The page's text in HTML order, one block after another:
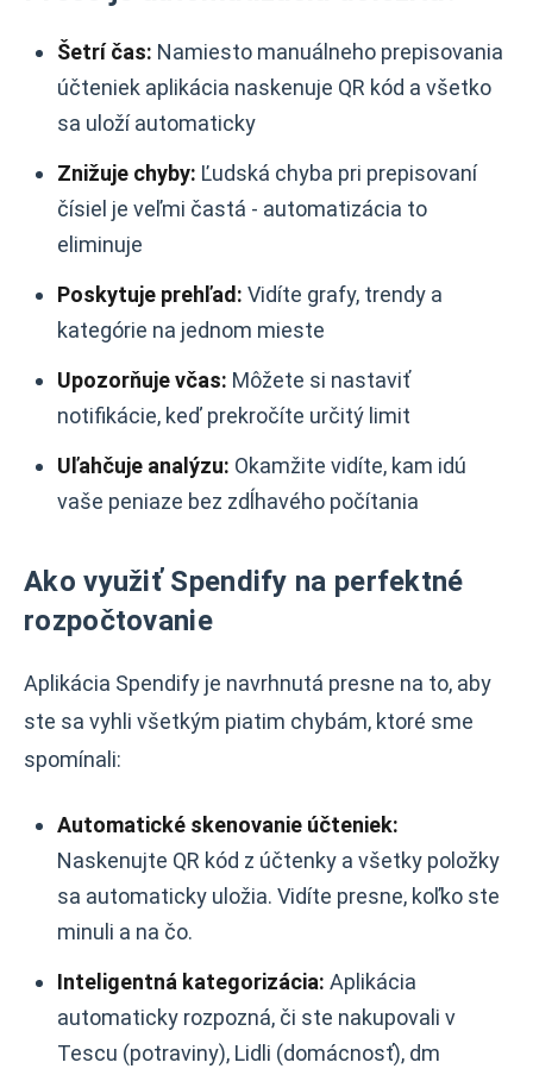
Šetrí čas: Namiesto manuálneho prepisovania
účteniek aplikácia naskenuje QR kód a všetko
sa uloží automaticky
Znižuje chyby: Ľudská chyba pri prepisovaní
čísiel je veľmi častá - automatizácia to
eliminuje
Poskytuje prehľad: Vidíte grafy, trendy a
kategórie na jednom mieste
Upozorňuje včas: Môžete si nastaviť
notifikácie, keď prekročíte určitý limit
Uľahčuje analýzu: Okamžite vidíte, kam idú
vaše peniaze bez zdĺhavého počítania
Ako využiť Spendify na perfektné
rozpočtovanie
Aplikácia Spendify je navrhnutá presne na to, aby
ste sa vyhli všetkým piatim chybám, ktoré sme
spomínali:
Automatické skenovanie účteniek:
Naskenujte QR kód z účtenky a všetky položky
sa automaticky uložia. Vidíte presne, koľko ste
minuli a na čo.
Inteligentná kategorizácia: Aplikácia
automaticky rozpozná, či ste nakupovali v
Tescu (potraviny), Lidli (domácnosť), dm